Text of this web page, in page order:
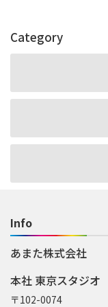
Category
Info
あまた株式会社
本社 東京スタジオ
〒102-0074